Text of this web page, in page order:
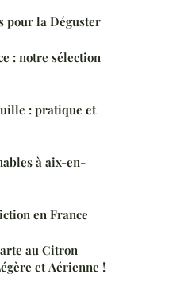
pour la Déguster
: notre sélection
: pratique et
à aix-en-
en France
au Citron
et Aérienne !